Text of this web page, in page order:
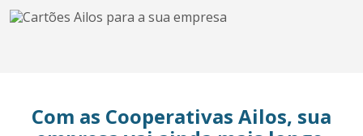
Com as Cooperativas Ailos, sua